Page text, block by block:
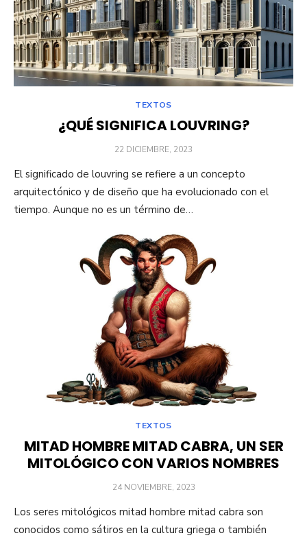
TEXTOS
¿QUÉ SIGNIFICA LOUVRING?
PUBLICADO
22 DICIEMBRE, 2023
El significado de louvring se refiere a un concepto
arquitectónico y de diseño que ha evolucionado con el
tiempo. Aunque no es un término de…
TEXTOS
MITAD HOMBRE MITAD CABRA, UN SER
MITOLÓGICO CON VARIOS NOMBRES
PUBLICADO
24 NOVIEMBRE, 2023
Los seres mitológicos mitad hombre mitad cabra son
conocidos como sátiros en la cultura griega o también